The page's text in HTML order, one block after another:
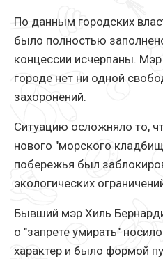
По данным городских
было полностью
концессии исчерпаны. Мэр
городе нет ни одной
захоронений.
Ситуацию осложняло то,
нового "морского
побережья был
экологических
Бывший мэр Хиль
о "запрете умирать"
характер и было формой